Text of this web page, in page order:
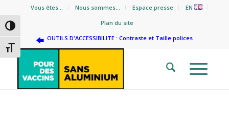
Passer en contraste élevé
Changer la taille de la police
Vous êtes… Nous sommes… Espace presse
EN
Plan du site
OUTILS D'ACCESSIBILITE : Contraste et Taille polices